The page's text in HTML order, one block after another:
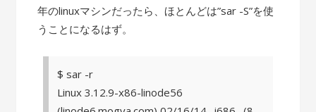
年のlinuxマシンだったら、ほとんどは”sar -S”を使
うことになるはず。
$ sar -r
Linux 3.12.9-x86-linode56